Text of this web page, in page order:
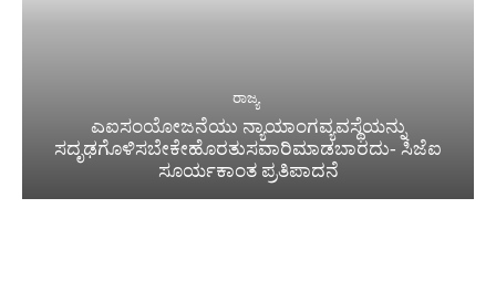
ರಾಜ್ಯ
ಎಐಸಂಯೋಜನೆಯು ನ್ಯಾಯಾಂಗವ್ಯವಸ್ಥೆಯನ್ನು
ಸದೃಢಗೊಳಿಸಬೇಕೇಹೊರತುಸವಾರಿಮಾಡಬಾರದು- ಸಿಜೆಐ
ಸೂರ್ಯಕಾಂತ ಪ್ರತಿಪಾದನೆ